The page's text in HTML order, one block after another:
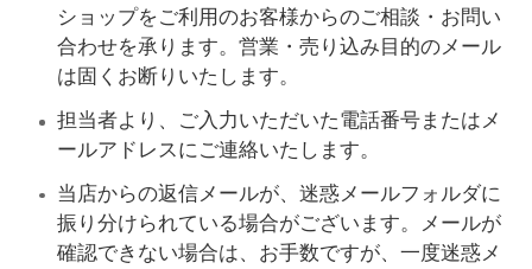
ショップをご利用のお客様からのご相談・お問い
合わせを承ります。営業・売り込み目的のメール
は固くお断りいたします。
担当者より、ご入力いただいた電話番号またはメ
ールアドレスにご連絡いたします。
当店からの返信メールが、迷惑メールフォルダに
振り分けられている場合がございます。メールが
確認できない場合は、お手数ですが、一度迷惑メ